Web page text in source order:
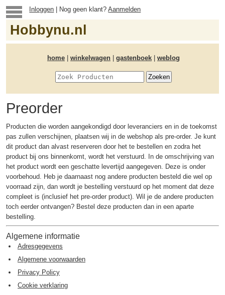
Inloggen | Nog geen klant?Aanmelden
Hobbynu.nl
home winkelwagen gastenboek weblog
Preorder
Producten die worden aangekondigd door leveranciers en in de toekomst
pas zullen verschijnen, plaatsen wij in de webshop als pre-order. Je kunt
dit product dan alvast reserveren door het te bestellen en zodra het
product bij ons binnenkomt, wordt het verstuurd. In de omschrijving van
het product wordt een geschatte levertijd aangegeven. Deze is onder
voorbehoud. Heb je daarnaast nog andere producten besteld die wel op
voorraad zijn, dan wordt je bestelling verstuurd op het moment dat deze
compleet is (inclusief het pre-order product). Wil je de andere producten
toch eerder ontvangen? Bestel deze producten dan in een aparte
bestelling.
Algemene informatie
Adresgegevens
Algemene voorwaarden
Privacy Policy
Cookie verklaring